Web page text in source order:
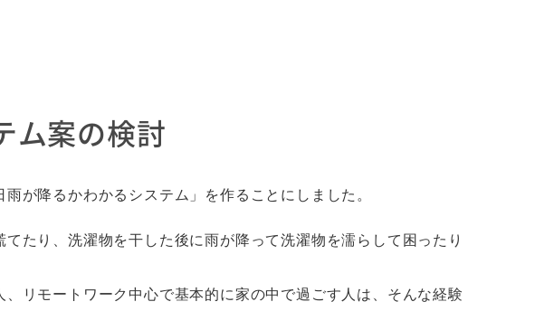
ム案の検討
が降るかわかるシステム」を作ることにしました。
たり、洗濯物を干した後に雨が降って洗濯物を濡らして困ったり
リモートワーク中心で基本的に家の中で過ごす人は、そんな経験